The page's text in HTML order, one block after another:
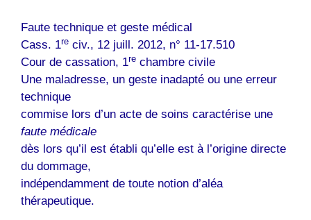
Faute technique et geste médical
Cass. 1re civ., 12 juill. 2012, n° 11-17.510
Cour de cassation, 1re chambre civile
Une maladresse, un geste inadapté ou une erreur
technique
commise lors d’un acte de soins caractérise une
faute médicale
dès lors qu’il est établi qu’elle est à l’origine directe
du dommage,
indépendamment de toute notion d’aléa
thérapeutique.